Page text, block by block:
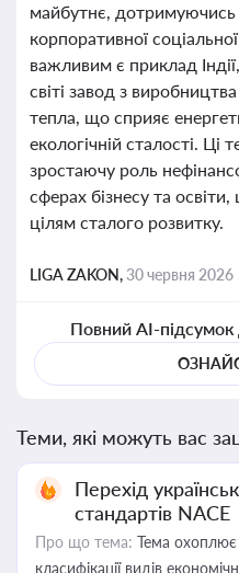
майбутнє, дотримуючись
корпоративної
важливим є приклад
світі завод з
тепла, що сприяє
екологічній сталості. Ці
зростаючу роль
сферах бізнесу та
цілям сталого розвитку.
LIGA ZAKON,30 червня 2026
Повний AI-підсумок
Теми, які можуть вас
Перехід
стандартів NACE
Про що тема: Тема охоплює
класифікації видів